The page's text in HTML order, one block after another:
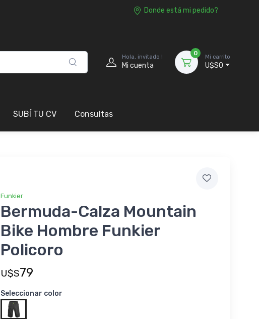
Donde está mi pedido?
Hola, invitado !
Mi cuenta
0
Mi carrito
U$S0
SUBÍ TU CV Consultas
Funkier
Bermuda-Calza Mountain
Bike Hombre Funkier
Policoro
U$S79
Seleccionar color